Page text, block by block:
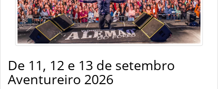
De 11, 12 e 13 de setembro
Aventureiro 2026